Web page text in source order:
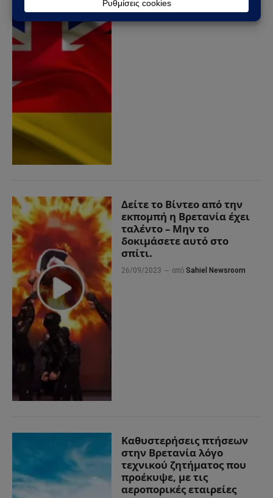
23/04/2024
Δείτε το Βίντεο από την
εκπομπή η Βρετανία έχει
ταλέντο – Μην το
δοκιμάσετε αυτό στο
σπίτι.
26/09/2023 από Sahiel Newsroom
Καθυστερήσεις πτήσεων
στην Βρετανία λόγο
τεχνικού ζητήματος που
προέκυψε, με τις
αεροπορικές εταιρείες